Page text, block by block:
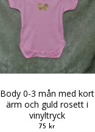
Body 0-3 mån med kort
ärm och guld rosett i
vinyltryck
75 kr